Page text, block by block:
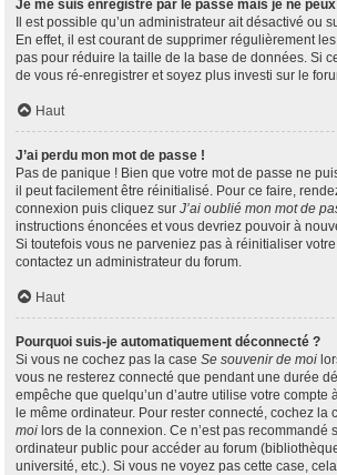
Je me suis enregistré par le passé mais je ne
Il est possible qu’un administrateur ait désactivé ou
En effet, il est courant de supprimer régulièrement
pas pour réduire la taille de la base de données. Si
de vous ré-enregistrer et soyez plus investi sur le
Haut
J’ai perdu mon mot de passe !
Pas de panique ! Bien que votre mot de passe ne
il peut facilement être réinitialisé. Pour ce faire,
connexion puis cliquez sur J’ai oublié mon mot de
instructions énoncées et vous devriez pouvoir à
Si toutefois vous ne parveniez pas à réinitialiser
contactez un administrateur du forum.
Haut
Pourquoi suis-je automatiquement déconnecté ?
Si vous ne cochez pas la case Se souvenir de moi
vous ne resterez connecté que pendant une durée
empêche que quelqu’un d’autre utilise votre compte
le même ordinateur. Pour rester connecté, cochez la
moi lors de la connexion. Ce n’est pas recommandé
ordinateur public pour accéder au forum
université, etc.). Si vous ne voyez pas cette case,